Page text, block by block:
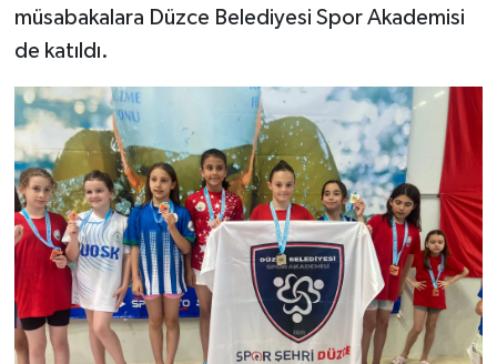
müsabakalara Düzce Belediyesi Spor Akademisi
de katıldı.